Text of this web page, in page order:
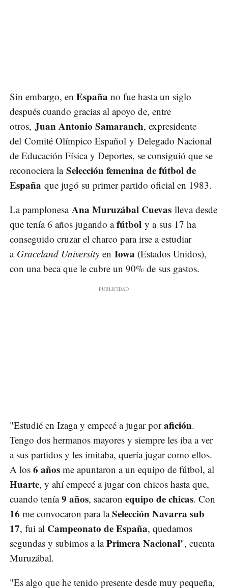
Sin embargo, en España no fue hasta un siglo
después cuando gracias al apoyo de, entre
otros, Juan Antonio Samaranch, expresidente
del Comité Olímpico Español y Delegado Nacional
de Educación Física y Deportes, se consiguió que se
reconociera la Selección femenina de fútbol de
España que jugó su primer partido oficial en 1983.
La pamplonesa Ana Muruzábal Cuevas lleva desde
que tenía 6 años jugando afútbol y a sus 17 ha
conseguido cruzar el charco para irse a estudiar
a Graceland University en Iowa (Estados Unidos),
con una beca que le cubre un 90% de sus gastos.
"Estudié en Izaga y empecé a jugar porafición.
Tengo dos hermanos mayores y siempre les iba a ver
a sus partidos y les imitaba, quería jugar como ellos.
A los 6 años me apuntaron a un equipo de fútbol, al
Huarte, y ahí empecé a jugar con chicos hasta que,
cuando tenía9 años, sacaron equipo de chicas. Con
16 me convocaron para laSelección Navarra sub
17, fui al Campeonato de España, quedamos
segundas y subimos a laPrimera Nacional", cuenta
Muruzábal.
"Es algo que he tenido presente desde muy pequeña,